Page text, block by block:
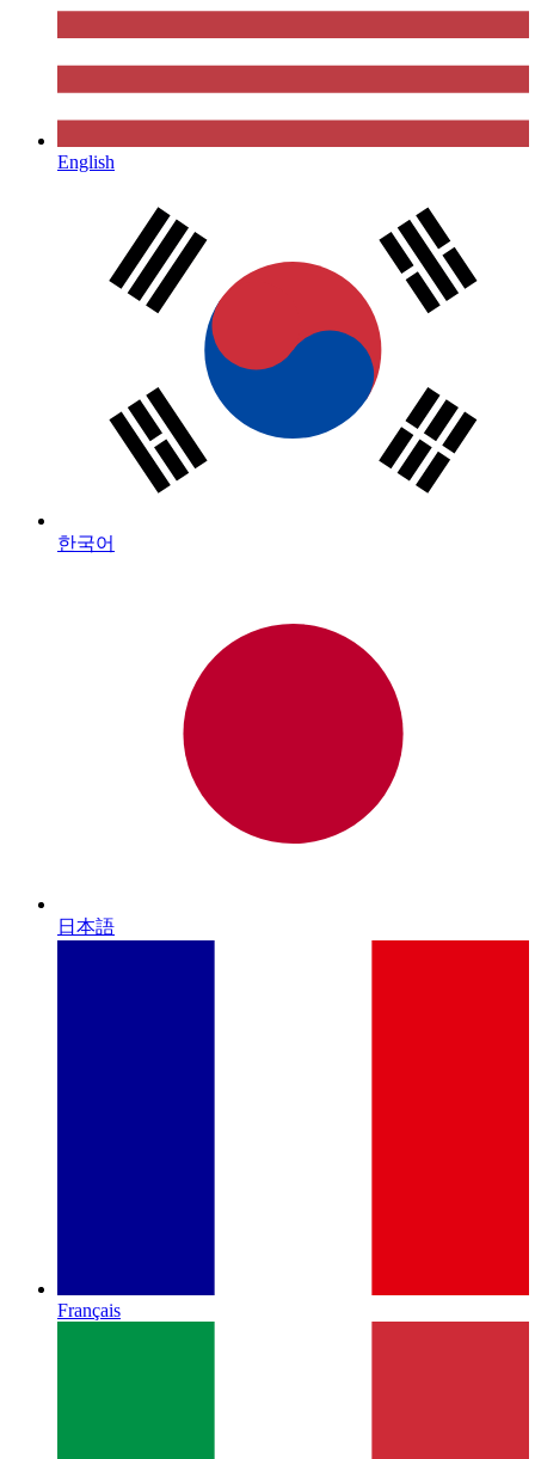
English
한국어
日本語
Français